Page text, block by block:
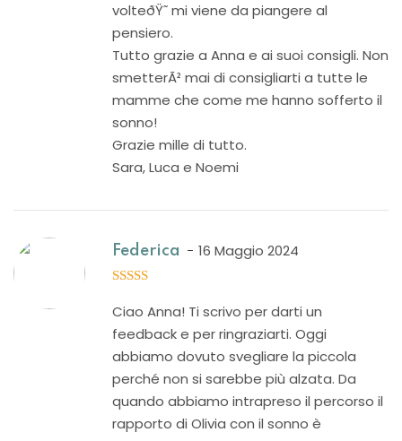
volteðŸ˜­ mi viene da piangere al
pensiero.
Tutto grazie a Anna e ai suoi consigli. Non
smetterÃ² mai di consigliarti a tutte le
mamme che come me hanno sofferto il
sonno!
Grazie mille di tutto.
Sara, Luca e Noemi
Federica 16 Maggio 2024
Ciao Anna! Ti scrivo per darti un
feedback e per ringraziarti. Oggi
abbiamo dovuto svegliare la piccola
perché non si sarebbe più alzata. Da
quando abbiamo intrapreso il percorso il
rapporto di Olivia con il sonno è